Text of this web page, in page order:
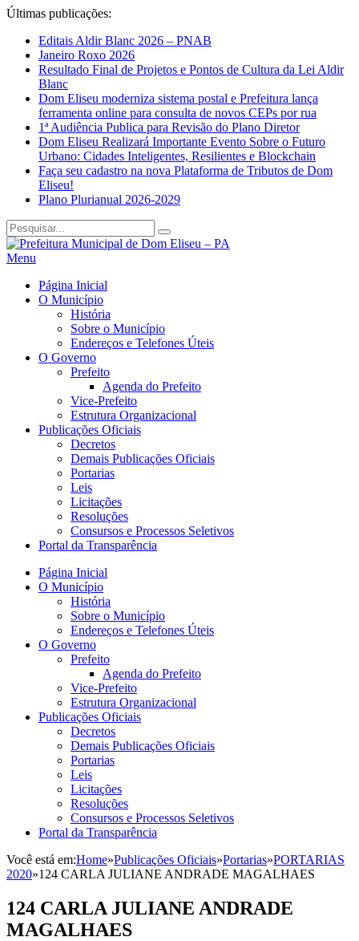
Últimas publicações:
Editais Aldir Blanc 2026 – PNAB
Janeiro Roxo 2026
Resultado Final de Projetos e Pontos de Cultura da Lei Aldir
Blanc
Dom Eliseu moderniza sistema postal e Prefeitura lança
ferramenta online para consulta de novos CEPs por rua
1ª Audiência Publica para Revisão do Plano Diretor
Dom Eliseu Realizará Importante Evento Sobre o Futuro
Urbano: Cidades Inteligentes, Resilientes e Blockchain
Faça seu cadastro na nova Plataforma de Tributos de Dom
Eliseu!
Plano Plurianual 2026-2029
Menu
Página Inicial
O Município
História
Sobre o Município
Endereços e Telefones Úteis
O Governo
Prefeito
Agenda do Prefeito
Vice-Prefeito
Estrutura Organizacional
Publicações Oficiais
Decretos
Demais Publicações Oficiais
Portarias
Leis
Licitações
Resoluções
Consursos e Processos Seletivos
Portal da Transparência
Página Inicial
O Município
História
Sobre o Município
Endereços e Telefones Úteis
O Governo
Prefeito
Agenda do Prefeito
Vice-Prefeito
Estrutura Organizacional
Publicações Oficiais
Decretos
Demais Publicações Oficiais
Portarias
Leis
Licitações
Resoluções
Consursos e Processos Seletivos
Portal da Transparência
Você está em:Home»Publicações Oficiais»Portarias»PORTARIAS
2020»124 CARLA JULIANE ANDRADE MAGALHAES
124 CARLA JULIANE ANDRADE
MAGALHAES